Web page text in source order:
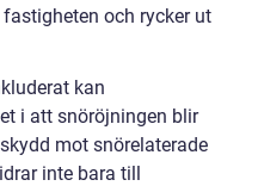
och rycker ut
kan
i att snöröjningen blir
mot snörelaterade
inte bara till